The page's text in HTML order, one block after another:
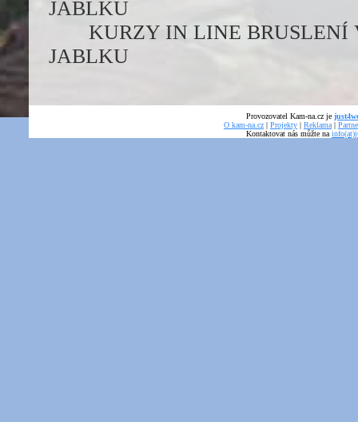
JABLKU
KURZY IN LINE BRUSLENÍ
JABLKU
Provozovatel Kam-na.cz je
O kam-na.cz | Projekty | Reklama |
Kontaktovat nás můžte na